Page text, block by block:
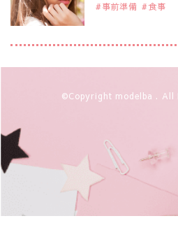
2019年9月29日
注目モデルを1名追加いたしました。
2019年9月29日
注目モデル イーランさん
事前準備
食事
©Copyright modelba . All